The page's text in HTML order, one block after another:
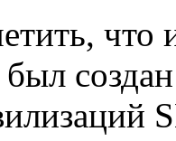
что